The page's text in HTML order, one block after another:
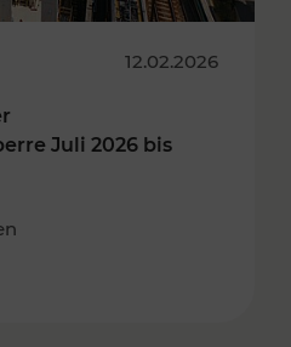
12.02.2026
Juli 2026 bis